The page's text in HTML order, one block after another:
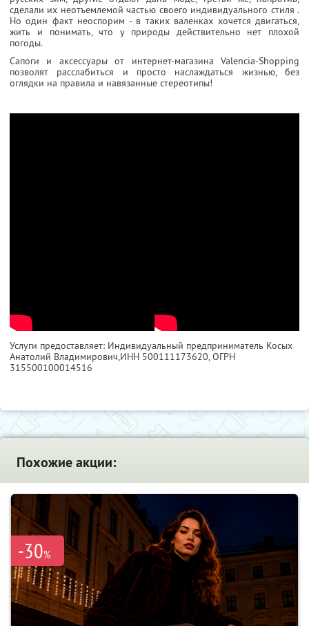
сделали их неотъемлемой частью своего индивидуального стиля .
Но один факт неоспорим - в таких валенках хочется двигаться,
жить и понимать, что у природы действительно нет плохой
погоды.
Сапоги и аксессуары от интернет-магазина Valencia-Shopping
позволят расслабиться и просто наслаждаться жизнью, без
оглядки на правила и навязанные стереотипы!
Услуги предоставляет: Индивидуальный предприниматель Косых
Анатолий Владимирович,ИНН 500111173620, ОГРН
315500100014516
Похожие акции:
-30%